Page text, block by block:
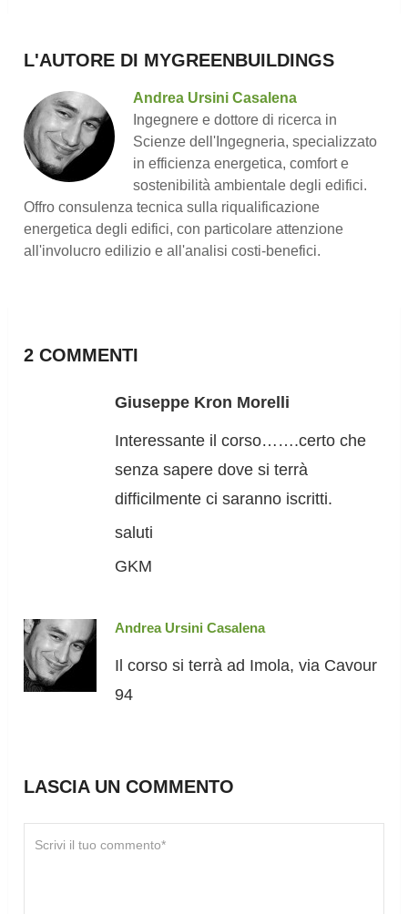
L'AUTORE DI MYGREENBUILDINGS
Andrea Ursini Casalena
Ingegnere e dottore di ricerca in
Scienze dell'Ingegneria, specializzato
in efficienza energetica, comfort e
sostenibilità ambientale degli edifici.
Offro consulenza tecnica sulla riqualificazione
energetica degli edifici, con particolare attenzione
all'involucro edilizio e all'analisi costi-benefici.
2 COMMENTI
Giuseppe Kron Morelli
Interessante il corso…….certo che
senza sapere dove si terrà
difficilmente ci saranno iscritti.
saluti
GKM
Andrea Ursini Casalena
Il corso si terrà ad Imola, via Cavour
94
LASCIA UN COMMENTO